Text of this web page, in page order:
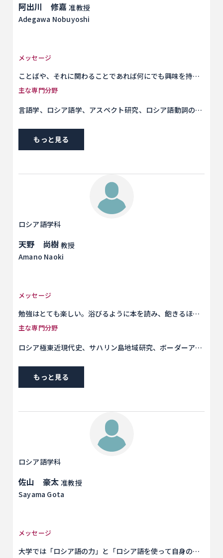
阿出川 修嘉准教授
Adegawa Nobuyoshi
メッセージ
ことばや、それに関わることであれば何にでも興味を持っ
て対象の分析に取り組んでいます。 従前変わらずに追いか
体をどのように認識・把握しているかをあらわす動詞の形
外の未知のことばを学ぶことを通じて得られる、全く異な
る視点からのものの見方や捉え方に興味を持ち、外国語の
主な専門分野
言語学、ロシア語学、アスペクト研究、ロシア語動詞の意
ト研究
もっと見る
ロシア語学科
天野 尚樹教授
Amano Naoki
メッセージ
勉強はとても楽しい。浴びるように本を読み、飽きるほど
映画を見、単語と文法をひたすら覚え、歴史と文学で無数
方を身につけ、あたたかな笑みを絶やさないこと。そうす
ア人との友情があなたのものになります。
主な専門分野
ロシア極東近現代史、サハリン島地域研究、ボーダーアイ
もっと見る
ロシア語学科
佐山 豪太准教授
Sayama Gota
メッセージ
大学では「ロシア語の力」と「ロシア語を使って自身のフ